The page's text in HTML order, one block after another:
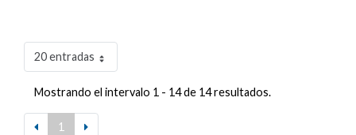
20 entradas
Mostrando el intervalo 1 - 14 de 14 resultados.
1